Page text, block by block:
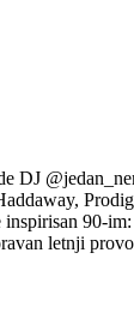
DJ
90-
letnji